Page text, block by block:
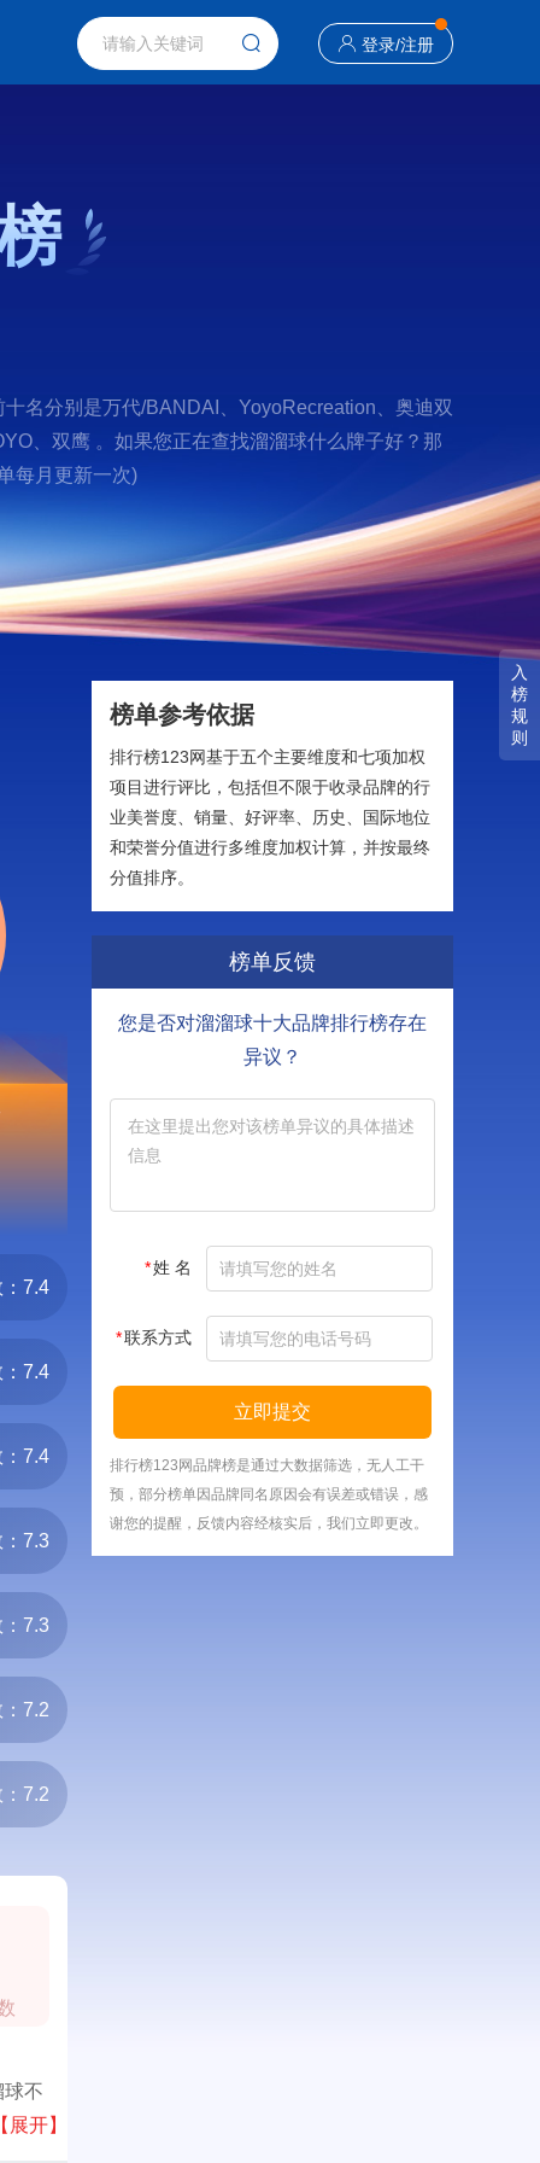
登录/注册
入
榜
规
则
名分别是万代/BANDAI、YoyoRecreation、奥迪双
、双鹰 。如果您正在查找溜溜球什么牌子好？那
每月更新一次)
7.4
7.4
7.4
7.3
7.3
7.2
7.2
球不
【展开】
榜单参考依据
排行榜123网基于五个主要维度和七项加权
项目进行评比，包括但不限于收录品牌的行
业美誉度、销量、好评率、历史、国际地位
和荣誉分值进行多维度加权计算，并按最终
分值排序。
榜单反馈
您是否对溜溜球十大品牌排行榜存在
异议？
*姓 名
*联系方式
立即提交
排行榜123网品牌榜是通过大数据筛选，无人工干
预，部分榜单因品牌同名原因会有误差或错误，感
谢您的提醒，反馈内容经核实后，我们立即更改。